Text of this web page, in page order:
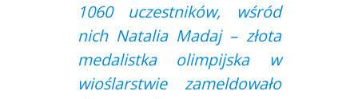
1060 uczestników, wśród
nich Natalia Madaj – złota
medalistka olimpijska w
wioślarstwie zameldowało